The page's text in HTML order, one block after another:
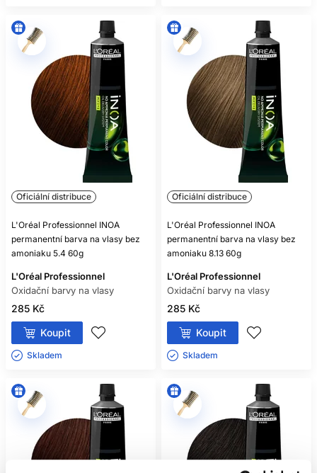
Oficiální distribuce
L'Oréal Professionnel INOA
permanentní barva na vlasy bez
amoniaku 5.4 60g
L'Oréal Professionnel
Oxidační barvy na vlasy
285 Kč
Koupit
Skladem ㅤ
Oficiální distribuce
L'Oréal Professionnel INOA
permanentní barva na vlasy bez
amoniaku 8.13 60g
L'Oréal Professionnel
Oxidační barvy na vlasy
285 Kč
Koupit
Skladem ㅤ